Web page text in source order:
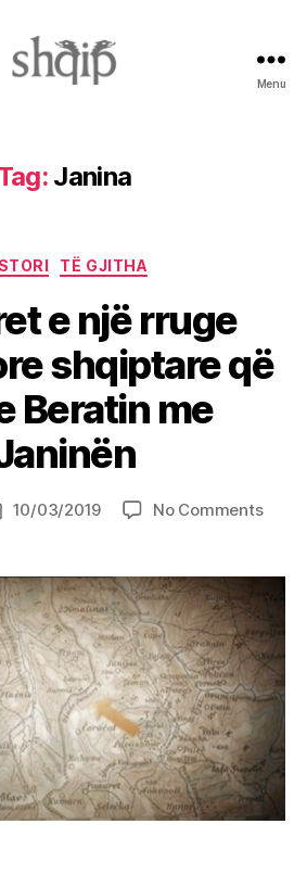
Menu
Janina
Categories
TË GJITHA
e një rruge
shqiptare që
Beratin me
10/03/2019 No Commentson
një
rruge
që
lidhte
me